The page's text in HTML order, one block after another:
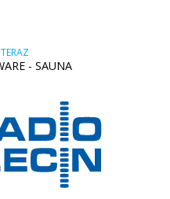
- SAUNA